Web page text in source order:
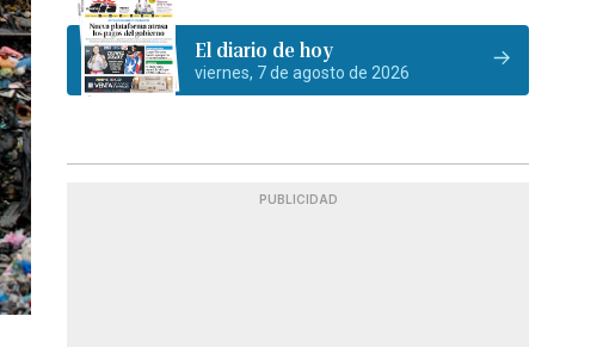
El diario de hoy
viernes, 7 de agosto de 2026
PUBLICIDAD